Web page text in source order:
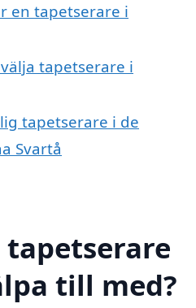
en tapetserare i
tapetserare i
tapetserare i de
Svartå
tapetserare
till med?